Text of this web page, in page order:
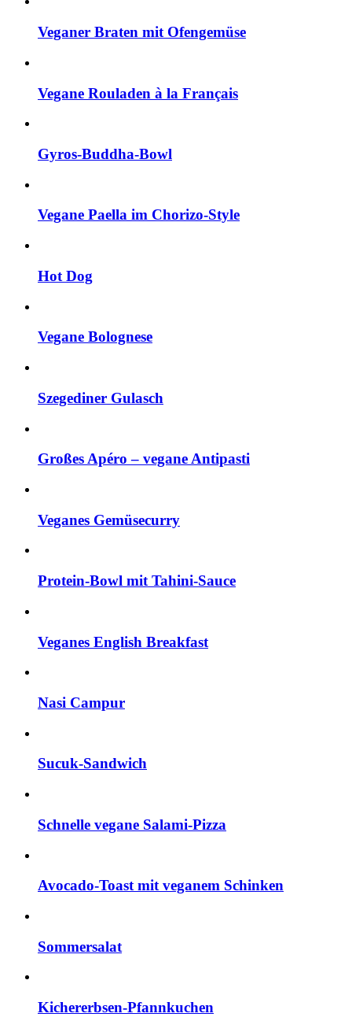
Veganer Braten mit Ofengemüse
Vegane Rouladen à la Français
Gyros-Buddha-Bowl
Vegane Paella im Chorizo-Style
Hot Dog
Vegane Bolognese
Szegediner Gulasch
Großes Apéro – vegane Antipasti
Veganes Gemüsecurry
Protein-Bowl mit Tahini-Sauce
Veganes English Breakfast
Nasi Campur
Sucuk-Sandwich
Schnelle vegane Salami-Pizza
Avocado-Toast mit veganem Schinken
Sommersalat
Kichererbsen-Pfannkuchen